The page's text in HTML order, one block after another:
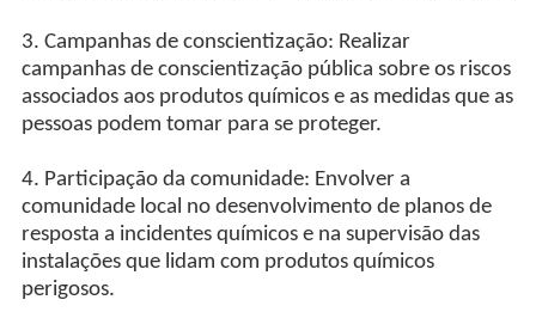
3. Campanhas de conscientização: Realizar
campanhas de conscientização pública sobre os riscos
associados aos produtos químicos e as medidas que as
pessoas podem tomar para se proteger.
4. Participação da comunidade: Envolver a
comunidade local no desenvolvimento de planos de
resposta a incidentes químicos e na supervisão das
instalações que lidam com produtos químicos
perigosos.